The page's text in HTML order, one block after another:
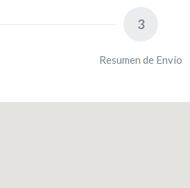
3
Resumen de Envío